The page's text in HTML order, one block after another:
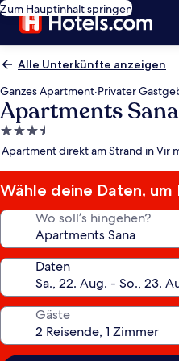
Zum Hauptinhalt springen
Alle Unterkünfte anzeigen
Ganzes Apartment·Privater
Apartments Sana
3.5-
Sterne-
Apartment direkt am Strand in Vir
Wähle deine Daten, um
Wo soll’s hingehen?
Daten
Gäste